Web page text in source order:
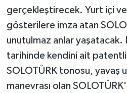
gerçekleştirecek. Yurt içi ve
gösterilere imza atan
unutulmaz anlar yaşatacak.
tarihinde kendini ait patentli
SOLOTÜRK tonosu, yavaş
manevrası olan